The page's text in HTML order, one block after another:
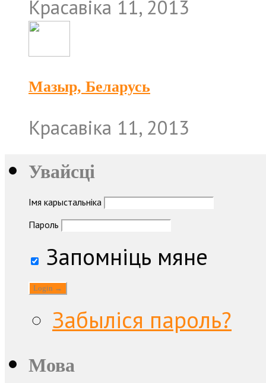
Красавіка 11, 2013
Мазыр, Беларусь
Красавіка 11, 2013
Увайсці
Імя карыстальніка
Пароль
Запомніць мяне
Забыліся пароль?
Мова